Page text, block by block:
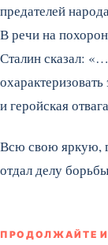
предателей
В речи на
Сталин сказал:
и геройская
Всю свою яркую,
отдал делу
ПРОДОЛЖАЙТЕ